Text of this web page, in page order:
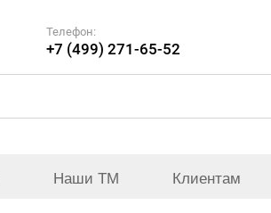
Телефон:
+7 (499) 271-65-52
Наши ТМ Клиентам